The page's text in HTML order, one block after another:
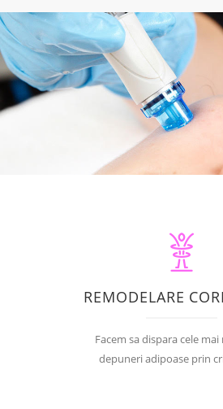
REMODELARE
Facem sa dispara cele
depuneri adipoase prin